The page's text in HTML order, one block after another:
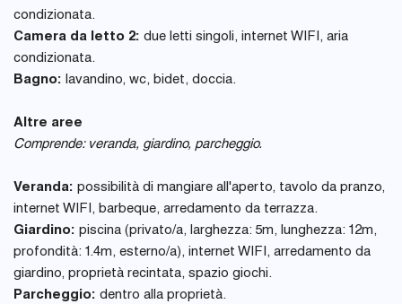
condizionata.
Camera da letto 2: due letti singoli, internet WIFI, aria
condizionata.
Bagno: lavandino, wc, bidet, doccia.
Altre aree
Comprende: veranda, giardino, parcheggio.
Veranda: possibilità di mangiare all'aperto, tavolo da pranzo,
internet WIFI, barbeque, arredamento da terrazza.
Giardino: piscina (privato/a, larghezza: 5m, lunghezza: 12m,
profondità: 1.4m, esterno/a), internet WIFI, arredamento da
giardino, proprietà recintata, spazio giochi.
Parcheggio: dentro alla proprietà.